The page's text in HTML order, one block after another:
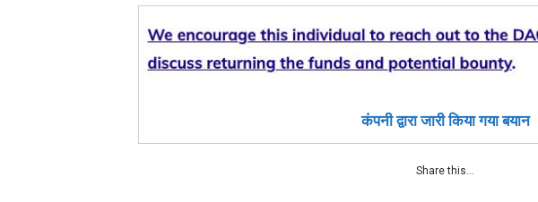
कंपनी द्वारा जारी किया गया बयान
Share this…